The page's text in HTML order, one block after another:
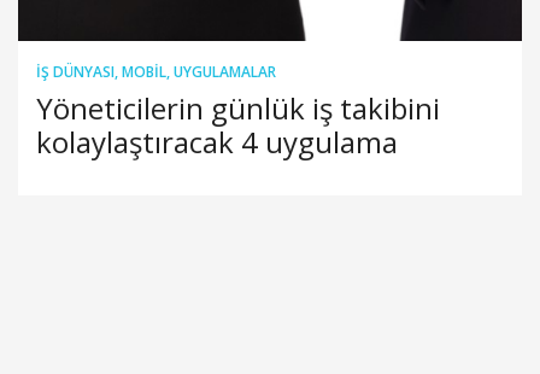
İŞ DÜNYASI,MOBIL,UYGULAMALAR
Yöneticilerin günlük iş takibini
kolaylaştıracak 4 uygulama